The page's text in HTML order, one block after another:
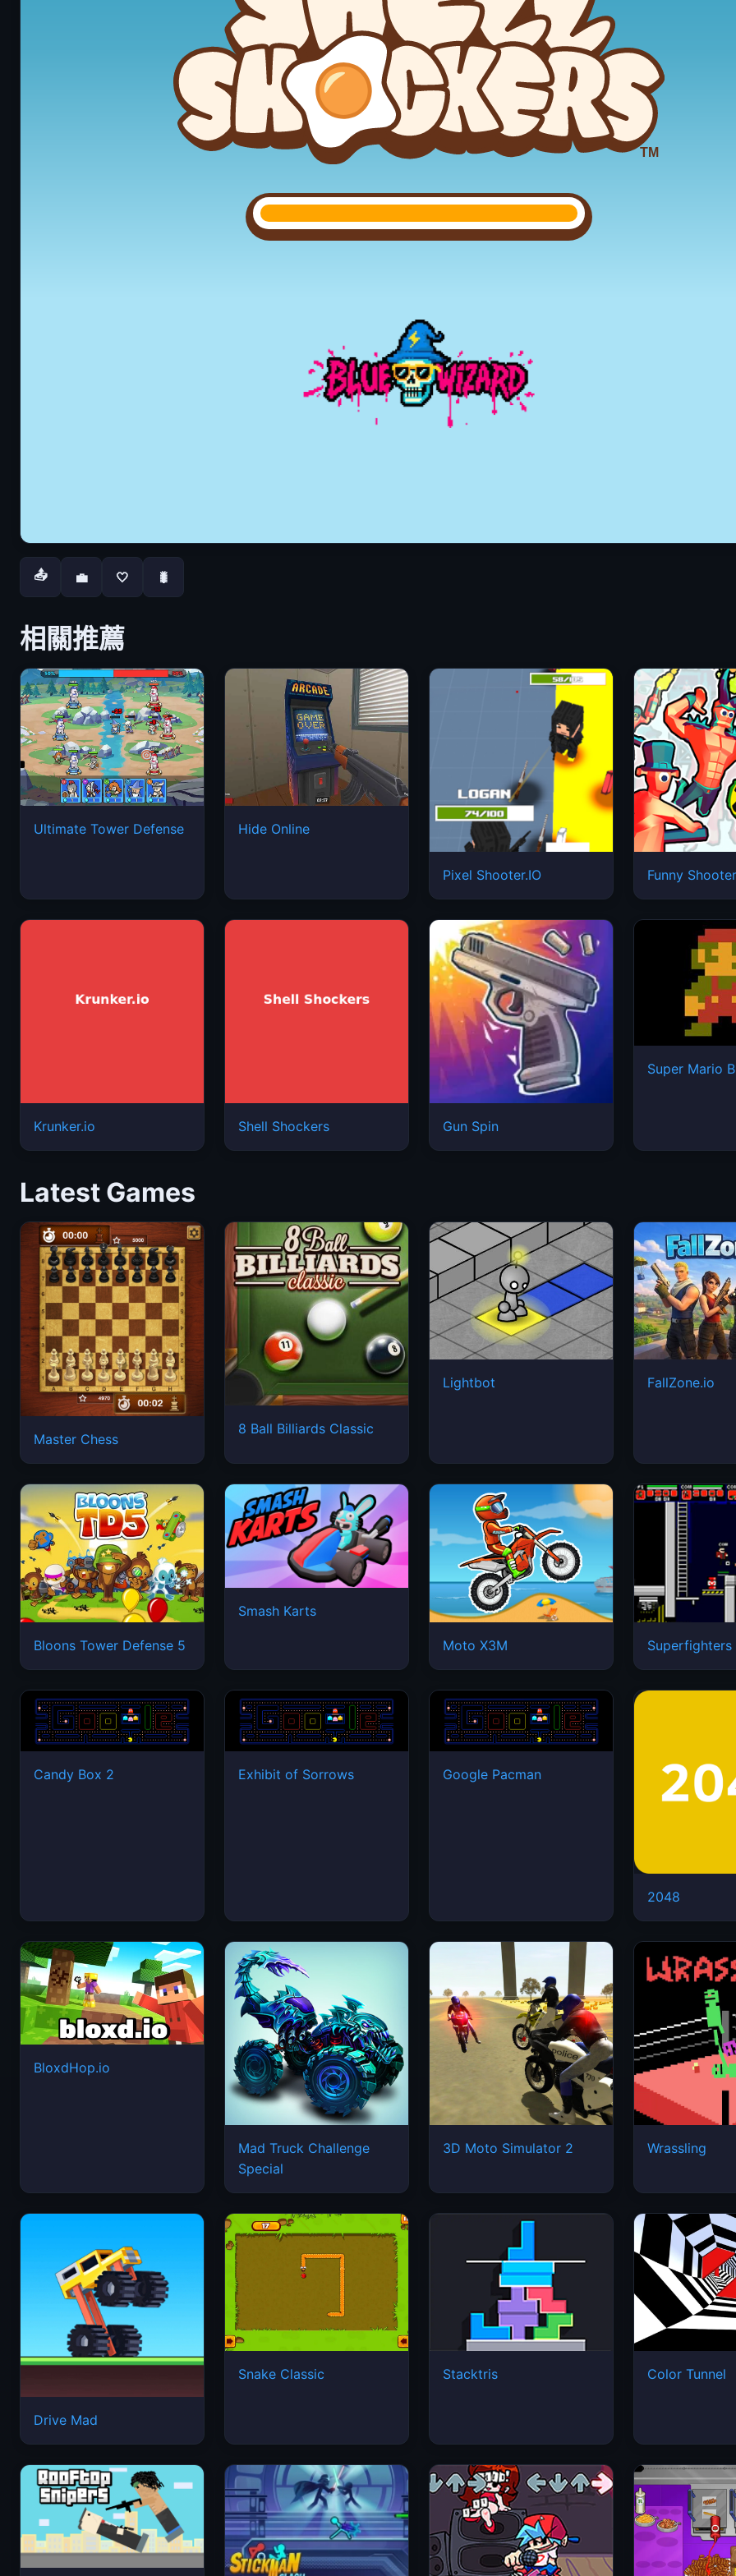
📤 💼 🤍 🐛
相關推薦
Ultimate Tower Defense Hide Online
Pixel Shooter.IO Funny
Krunker.io Shell Shockers Gun Spin
Super Mario
Latest Games
Master Chess
8 Ball Billiards Classic
Lightbot FallZone.io
Bloons Tower Defense 5
Smash Karts
Moto X3M Superfighters
Candy Box 2 Exhibit of Sorrows Google Pacman
2048
BloxdHop.io
Mad Truck Challenge
Special
3D Moto Simulator 2 Wrassling
Drive Mad
Snake Classic Stacktris Color Tunnel